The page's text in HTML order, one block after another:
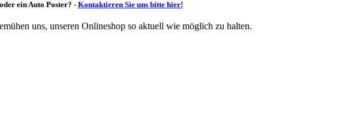
ein Auto Poster? - Kontaktieren Sie uns bitte hier!
uns, unseren Onlineshop so aktuell wie möglich zu halten.